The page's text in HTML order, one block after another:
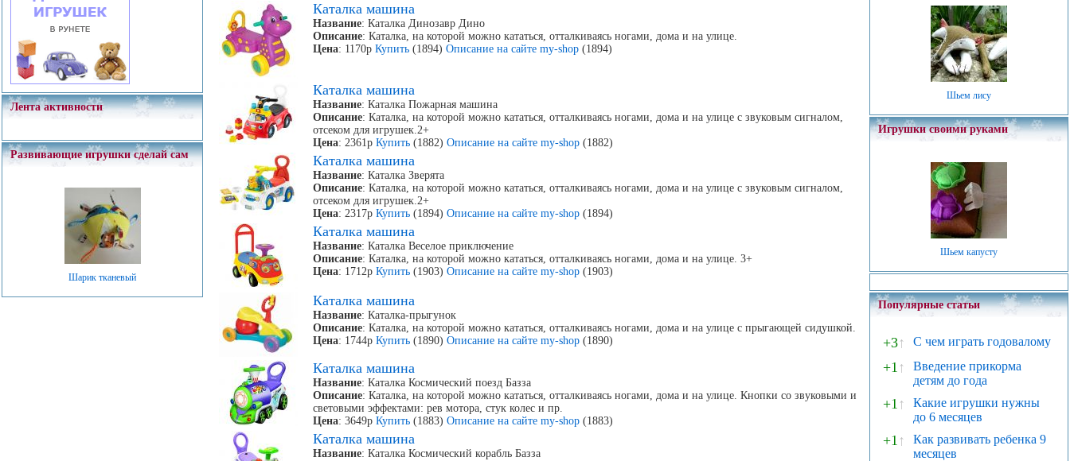
Лента активности
Развивающие игрушки сделай сам
Шарик тканевый
Каталка машина
Название: Каталка Динозавр Дино
Описание: Каталка, на которой можно кататься, отталкиваясь ногами, дома и на улице.
Цена: 1170рКупить (1894)Описание на сайте my-shop (1894)
Каталка машина
Название: Каталка Пожарная машина
Описание: Каталка, на которой можно кататься, отталкиваясь ногами, дома и на улице с звуковым сигналом,
отсеком для игрушек.2+
Цена: 2361рКупить (1882)Описание на сайте my-shop (1882)
Каталка машина
Название: Каталка Зверята
Описание: Каталка, на которой можно кататься, отталкиваясь ногами, дома и на улице с звуковым сигналом,
отсеком для игрушек.2+
Цена: 2317рКупить (1894)Описание на сайте my-shop (1894)
Каталка машина
Название: Каталка Веселое приключение
Описание: Каталка, на которой можно кататься, отталкиваясь ногами, дома и на улице. 3+
Цена: 1712рКупить (1903)Описание на сайте my-shop (1903)
Каталка машина
Название: Каталка-прыгунок
Описание: Каталка, на которой можно кататься, отталкиваясь ногами, дома и на улице с прыгающей сидушкой.
Цена: 1744рКупить (1890)Описание на сайте my-shop (1890)
Каталка машина
Название: Каталка Космический поезд Базза
Описание: Каталка, на которой можно кататься, отталкиваясь ногами, дома и на улице. Кнопки со звуковыми и
световыми эффектами: рев мотора, стук колес и пр.
Цена: 3649рКупить (1883)Описание на сайте my-shop (1883)
Каталка машина
Название: Каталка Космический корабль Базза
Шьем лису
Игрушки своими руками
Шьем капусту
Популярные статьи
+3↑ С чем играть годовалому
+1↑
Введение прикорма
детям до года
+1↑
Какие игрушки нужны
до 6 месяцев
+1↑
Как развивать ребенка 9
месяцев